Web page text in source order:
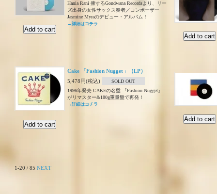
Hania Rani 擁するGondwana Recordsより、リー
ズ出身の女性サックス奏者／コンポーザー
Jasmine Myraのデビュー・アルバム！
→詳細はコチラ
Cake 「Fashion Nugget」（LP）
5,478円(税込)
SOLD OUT
1996年発売 CAKEの名盤 『Fashion Nugget』
がリマスター&180g重量盤で再発！
→詳細はコチラ
1-20 / 85 NEXT